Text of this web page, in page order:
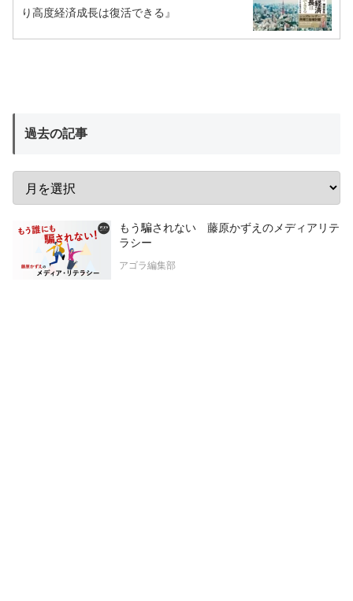
り高度経済成長は復活できる』
過去の記事
もう騙されない 藤原かずえのメディアリテ
ラシー
アゴラ編集部